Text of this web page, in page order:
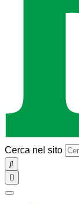
Cerca nel sito
SEARCH
Toggle
navigation
chiudi